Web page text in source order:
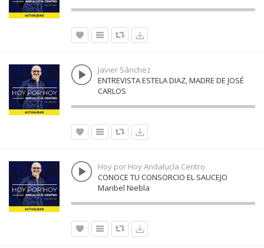
Javier Sánchez
ENTREVISTA ESTELA DIAZ, MADRE DE JOSÉ
CARLOS
Hoy por Hoy Andalucía Centro
CONOCE TU CONSORCIO EL SAUCEJO
Maribel Niebla